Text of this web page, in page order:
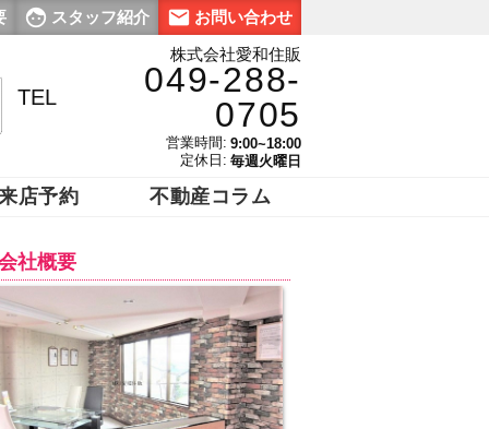
スタッフ紹介 お問い合わせ
株式会社愛和住販
TEL
049-288-
0705
営業時間: 9:00~18:00
定休日: 毎週火曜日
店予約 不動産コラム
社概要